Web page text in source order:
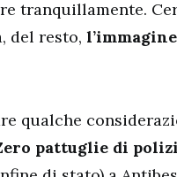
tranquillamente.
del resto,
qualche
pattuglie di